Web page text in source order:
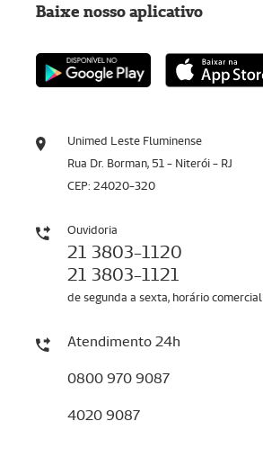
Unimed Leste Fluminense
Rua Dr. Borman, 51 - Niterói - RJ
CEP: 24020-320
Ouvidoria
21 3803-1120
21 3803-1121
de segunda a sexta, horário comercial
Atendimento 24h
0800 970 9087
4020 9087
Baixe nosso aplicativo